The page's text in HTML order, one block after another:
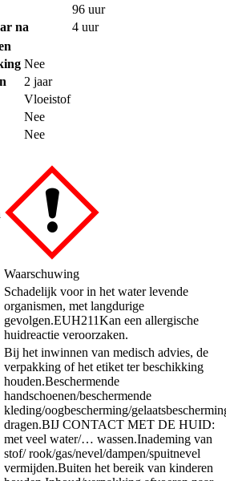
96 uur
na
4 uur
Nee
2 jaar
Vloeistof
Nee
Nee
Waarschuwing
Schadelijk voor in het water levende
organismen, met langdurige
gevolgen.EUH211Kan een allergische
huidreactie veroorzaken.
Bij het inwinnen van medisch advies, de
verpakking of het etiket ter beschikking
houden.Beschermende
handschoenen/beschermende
kleding/oogbescherming/
dragen.BIJ CONTACT MET DE HUID:
met veel water/… wassen.Inademing van
stof/ rook/gas/nevel/dampen/spuitnevel
vermijden.Buiten het bereik van kinderen